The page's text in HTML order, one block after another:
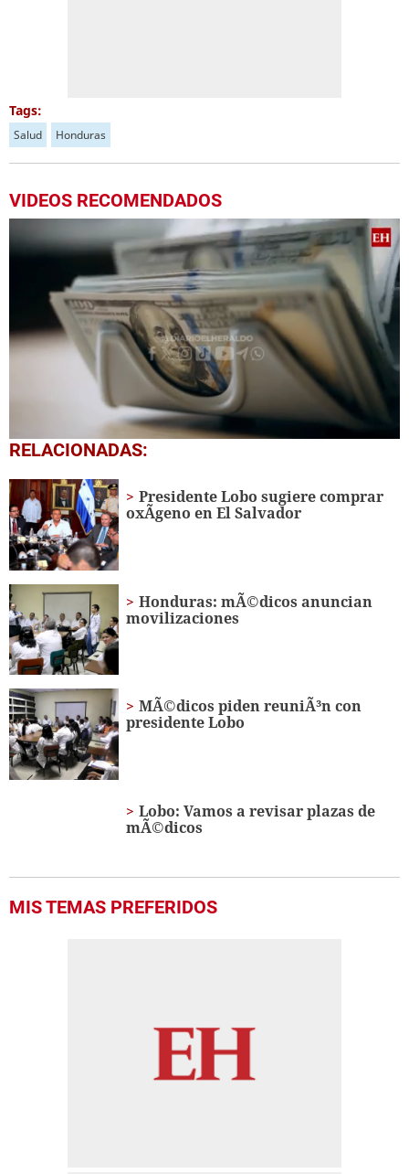
Tags:
Salud Honduras
VIDEOS RECOMENDADOS
1
second
2
minutes,
44
seconds
RELACIONADAS:
Presidente Lobo sugiere comprar
oxÃ­geno en El Salvador
Honduras: mÃ©dicos anuncian
movilizaciones
MÃ©dicos piden reuniÃ³n con
presidente Lobo
Lobo: Vamos a revisar plazas de
mÃ©dicos
MIS TEMAS PREFERIDOS